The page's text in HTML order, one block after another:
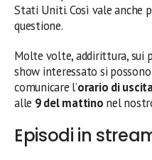
Stati Uniti. Così vale anche
questione.
Molte volte, addirittura, sui
show interessato si
comunicare l’orario di
alle 9 del mattino nel
Episodi in